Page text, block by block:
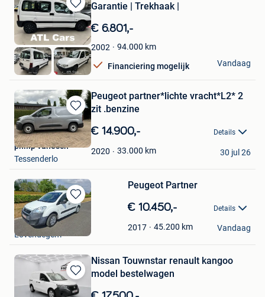
Bewaren
in
Mijn
Favorieten
Garantie | Trekhaak |
€ 6.801,-
2002 94.000 km
Financiering mogelijk
ATL Cars
Hasselt
Vandaag
Bewaren
in
Mijn
Favorieten
Peugeot partner*lichte vracht*L2* 2
zit .benzine
€ 14.900,- Details
2020 33.000 km
philip vanesch
Tessenderlo
30 jul 26
Bewaren
in
Favorieten
Peugeot Partner
€ 10.450,- Details
2017 45.200 km
Chantal
Lovendegem
Vandaag
Bewaren
in
Nissan Touwnstar renault kangoo
model bestelwagen